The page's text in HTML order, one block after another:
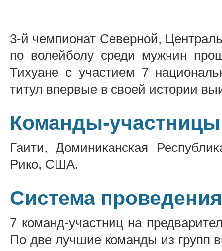
3-й чемпионат Северной,
по волейболу среди мужчин
Тихуане с участием 7
титул впервые в своей истории
Команды-участницы
Гаити, Доминиканская
Рико, США.
Система
7 команд-участниц на
По две лучшие команды из групп